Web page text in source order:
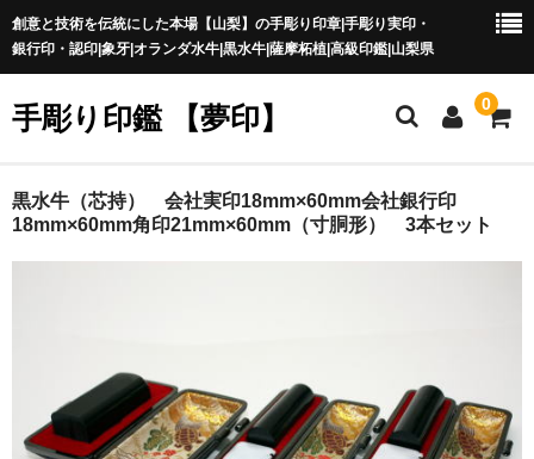
創意と技術を伝統にした本場【山梨】の手彫り印章|手彫り実印・
銀行印・認印|象牙|オランダ水牛|黒水牛|薩摩柘植|高級印鑑|山梨県
手彫り印鑑 【夢印】 0
夢印TOP
印鑑の材質
印鑑の種類
黒水牛（芯持） 会社実印18mm×60mm会社銀行印
18mm×60mm角印21mm×60mm（寸胴形） 3本セット